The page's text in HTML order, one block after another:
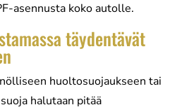
asennusta koko autolle.
täydentävät
huoltosuojaukseen tai
halutaan pitää